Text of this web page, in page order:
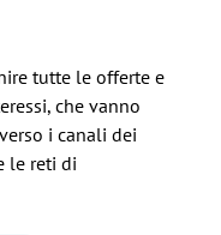
tutte le offerte e
che vanno
i canali dei
le reti di